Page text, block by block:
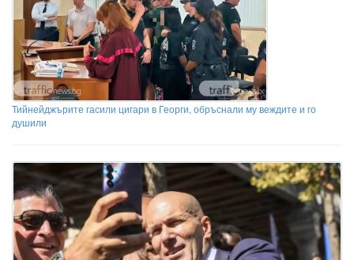
Тийнейджърите гасили цигари в Георги, обръснали му веждите и го
душили